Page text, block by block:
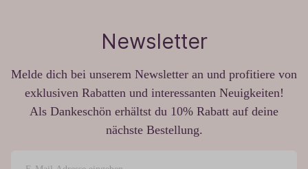
Newsletter
Melde dich bei unserem Newsletter an und profitiere von
exklusiven Rabatten und interessanten Neuigkeiten!
Als Dankeschön erhältst du 10% Rabatt auf deine
nächste Bestellung.